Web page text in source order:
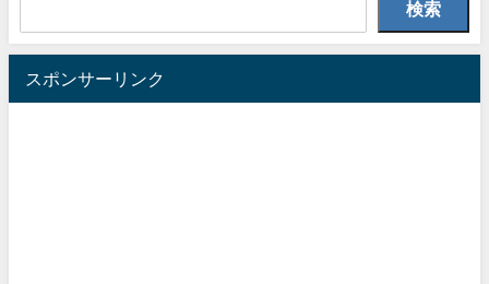
検索
スポンサーリンク